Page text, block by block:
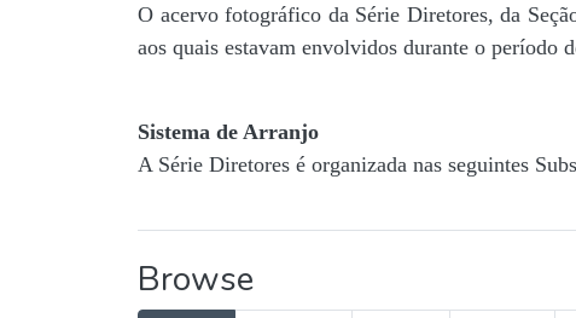
O acervo fotográfico da Série Diretores, da
aos quais estavam envolvidos durante o período
Sistema de Arranjo
A Série Diretores é organizada nas seguintes
Browse